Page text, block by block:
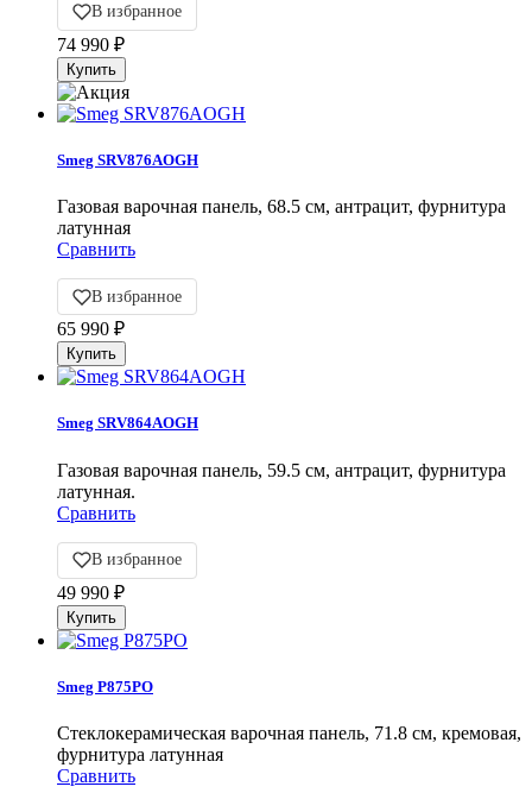
В избранное
74 990 ₽
Smeg SRV876AOGH
Газовая варочная панель, 68.5 см, антрацит, фурнитура
латунная
Сравнить
В избранное
65 990 ₽
Smeg SRV864AOGH
Газовая варочная панель, 59.5 см, антрацит, фурнитура
латунная.
Сравнить
В избранное
49 990 ₽
Smeg P875PO
Cтеклокерамическая варочная панель, 71.8 см, кремовая,
фурнитура латунная
Сравнить